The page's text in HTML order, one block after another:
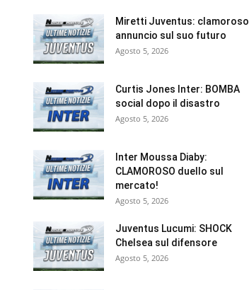
Miretti Juventus: clamoroso
annuncio sul suo futuro
Agosto 5, 2026
Curtis Jones Inter: BOMBA
social dopo il disastro
Agosto 5, 2026
Inter Moussa Diaby:
CLAMOROSO duello sul
mercato!
Agosto 5, 2026
Juventus Lucumi: SHOCK
Chelsea sul difensore
Agosto 5, 2026